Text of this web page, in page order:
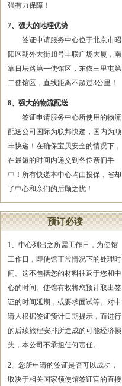
强有力保障！
7、强大的地理优势
签证申请服务中心位于北京市昭
阳区朝外大街18号丰联广场大厦，南
靠日坛路第一使馆区，东依三里屯第
二使馆区，直线距离不超过3公里！
8、强大的物流配送
签证申请服务中心所使用的物流
配送公司国际为联邦快递，国内为顺
丰快递！在确保宝贝安全的情况下，
在最短的时间内递交到各位亲们手
中！所有快递本中心均由投保，省却
了中心和亲们的后顾之忧！
预订必读
1、中心列出之所需工作日，为使馆
工作日，即使馆正常情况下的处理时
间。这不包括您的材料往返于您和中
心的时间。使馆有权将您预计取出签
证的时间延期，或要求面试等。对申
请人根据签证预计日期提示，而进行
的后续旅程安排所造成的可能经济损
失，本公司不承担任何责任。
2、您所申请的签证是否可以成功，
取决于相关国家领使馆签证官的直接